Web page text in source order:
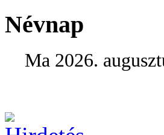
Névnap
Ma 2026.